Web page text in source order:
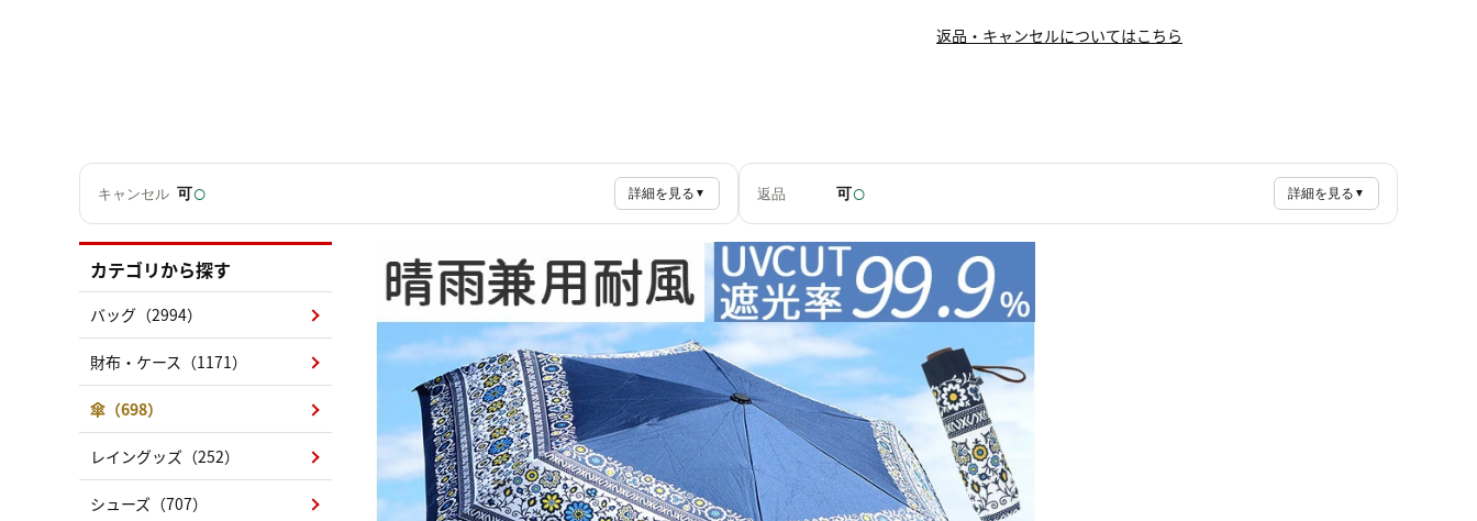
返品・キャンセルについてはこちら
キャンセル 可○ 詳細を見る ▼ 返品 可○ 詳細を見る ▼
カテゴリから探す
バッグ（2994）
財布・ケース（1171）
傘（698）
レイングッズ（252）
シューズ（707）